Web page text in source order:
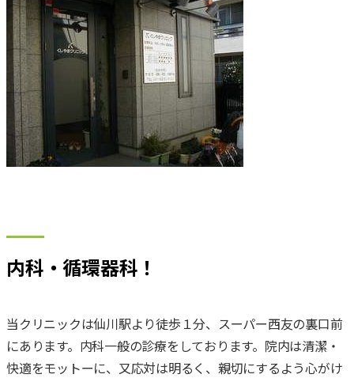
内科・循環器科！
当クリニックは仙川駅より徒歩１分、スーパー西友の裏口前
にあります。内科一般の診療をしております。院内は清潔・
快適をモットーに、又応対は明るく、親切にするよう心がけ